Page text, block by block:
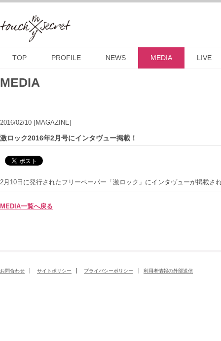
TOP PROFILE NEWS MEDIA LIVE
MEDIA
2016/02/10 [MAGAZINE]
激ロック2016年2月号にインタヴュー掲載！
2月10日に発行されたフリーペーパー「激ロック」にインタヴューが掲載さ
MEDIA一覧へ戻る
お問合わせ サイトポリシー プライバシーポリシー 利用者情報の外部送信